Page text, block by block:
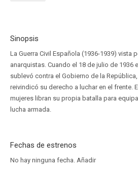
Sinopsis
La Guerra Civil Española (1936-1939) vista
anarquistas. Cuando el 18 de julio de 1936
sublevó contra el Gobierno de la
reivindicó su derecho a luchar en el frente.
mujeres libran su propia batalla para
lucha armada.
Fechas de estrenos
No hay ninguna fecha. Añadir